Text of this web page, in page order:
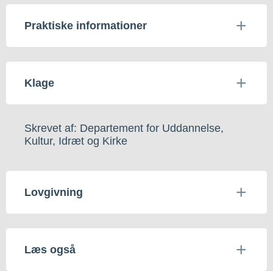
Praktiske informationer
Klage
Skrevet af: Departement for Uddannelse,
Kultur, Idræt og Kirke
Lovgivning
Læs også